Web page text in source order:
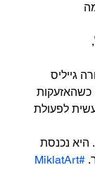
גייליס
כשהאזעקות
לפעולת
היא נכנסת
#MiklatArt